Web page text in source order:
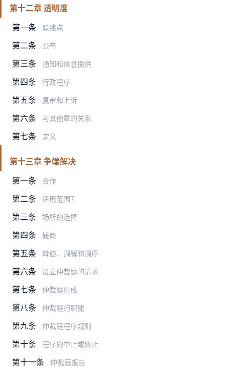
第十二章 透明度
第一条
联络点
第二条 公布
第三条 通知和信息提供
第四条 行政程序
第五条 复审和上诉
第六条 与其他章的关系
第七条 定义
第十三章 争端解决
第一条
合作
第二条 适用范围7
第三条 场所的选择
第四条 磋商
第五条 斡旋、调解和调停
第六条 设立仲裁庭的请求
第七条 仲裁庭组成
第八条 仲裁庭的职能
第九条 仲裁庭程序规则
第十条 程序的中止或终止
第十一条 仲裁庭报告